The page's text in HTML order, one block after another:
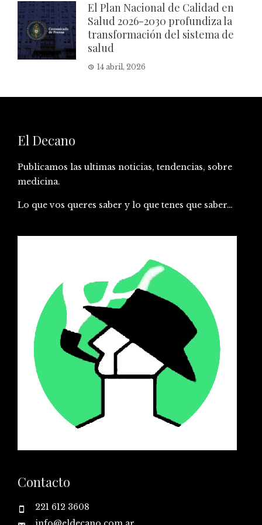
El Plan Nacional de Calidad en
Salud 2026-2030 profundiza la
transformación del sistema de
salud
14 abril, 2026
El Decano
Publicamos las ultimas noticias, tendencias, sobre
medicina.
Lo que vos queres saber y lo que tenes que saber…
Contacto
221 612 3608